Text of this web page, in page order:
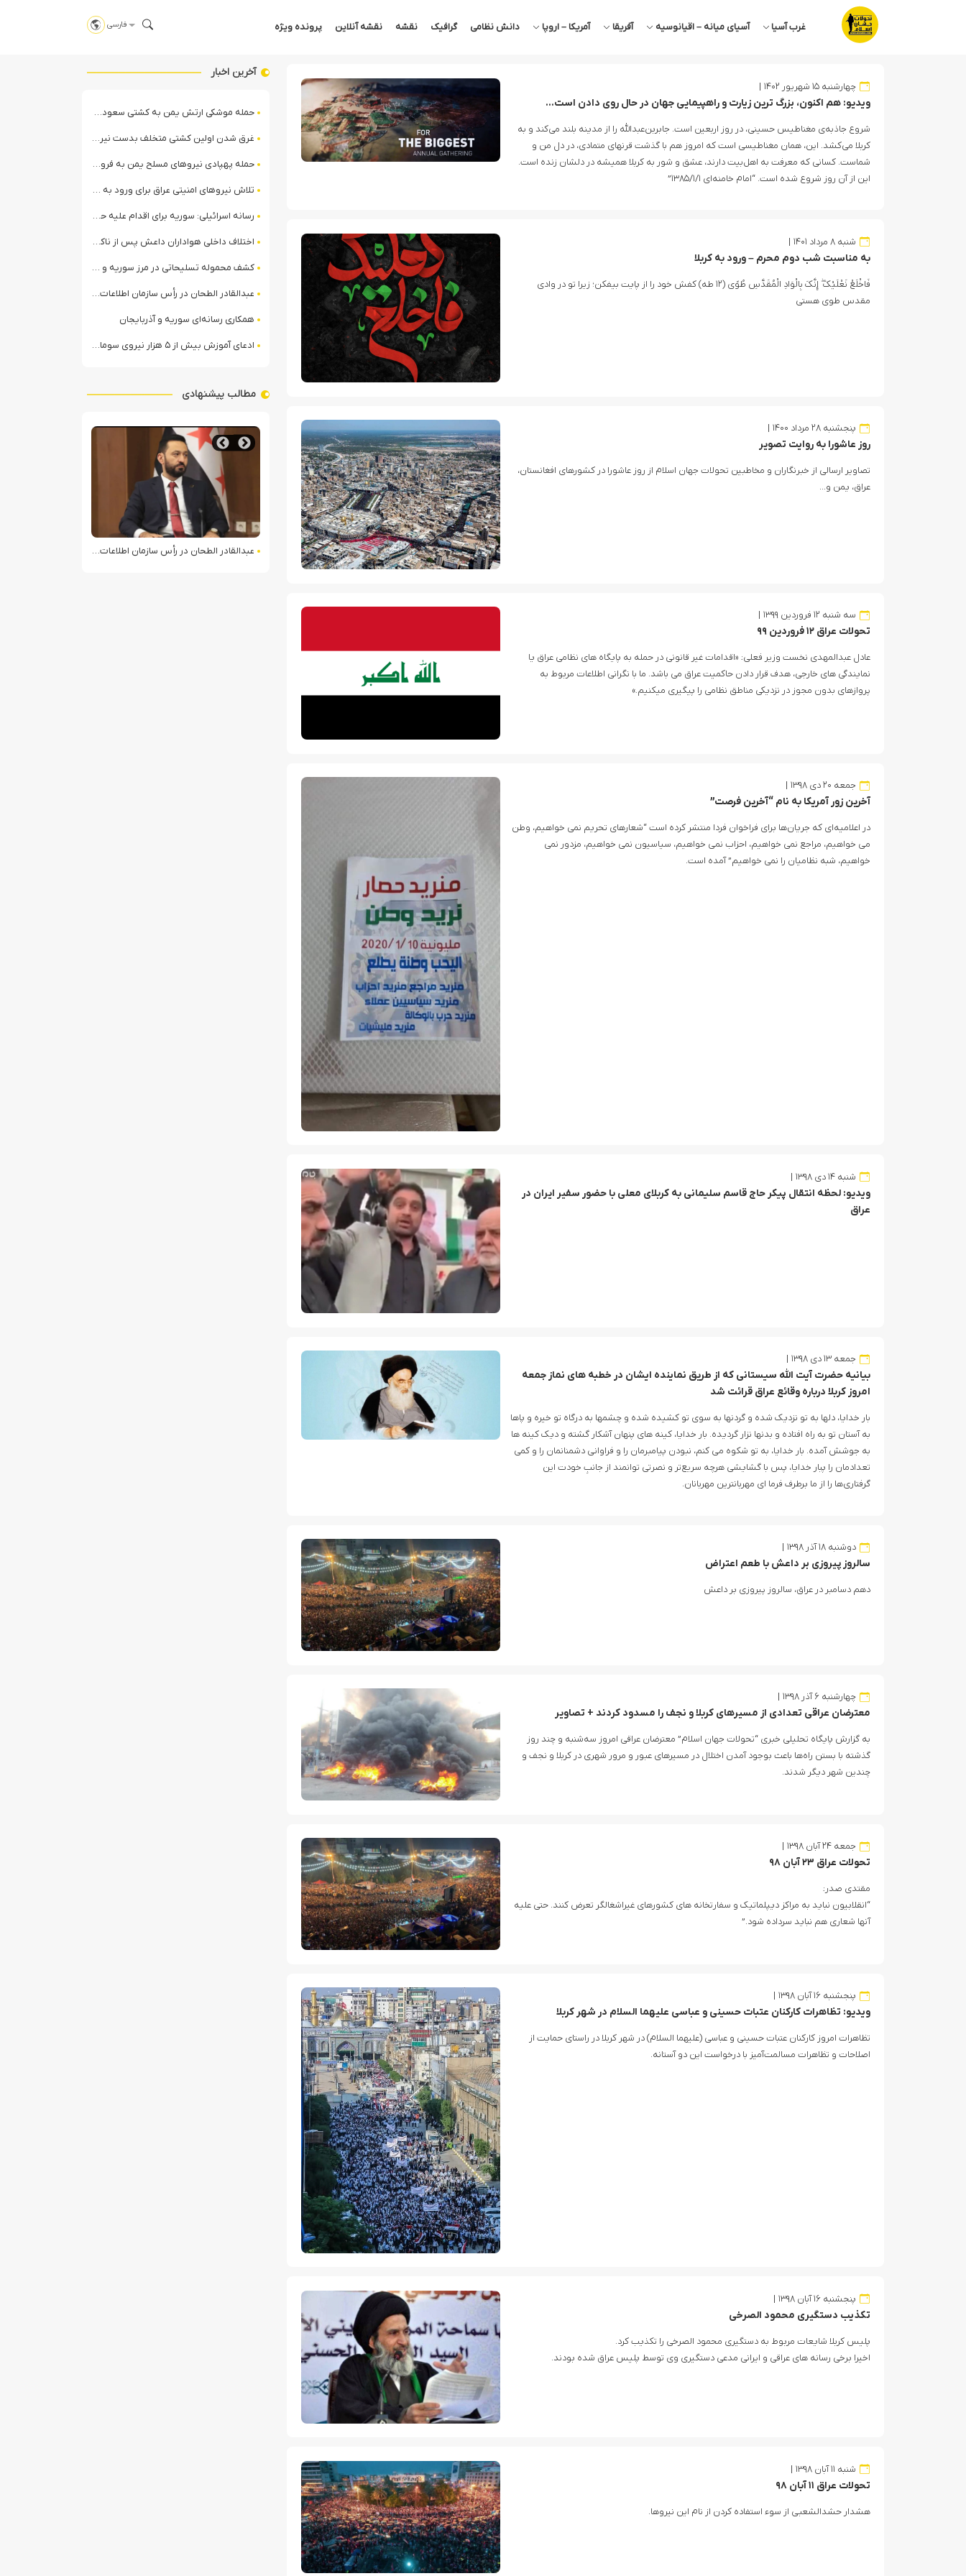
غرب آسیا آسیای میانه – اقیانوسیه آفریقا آمریکا – اروپا دانش نظامی گرافیک نقشه نقشه آنلاین پرونده ویژه فارسی
چهارشنبه ۱۵ شهریور ۱۴۰۲
ویدیو: هم اکنون، بزرگ ترین زیارت و راهپیمایی جهان در حال روی دادن است…
شروع جاذبه‌ی مغناطیس حسینی، در روز اربعین است. جابربن‌عبداللَّه را از مدینه بلند می‌کند و به
کربلا می‌کشد. این، همان مغناطیسی است که امروز هم با گذشت قرنهای متمادی، در دل من و
شماست. کسانی که معرفت به اهل‌بیت دارند، عشق و شور به کربلا همیشه در دلشان زنده است.
این از آن روز شروع شده است. “امام خامنه‌ای ۱۳۸۵/۱/۱”
شنبه ۸ مرداد ۱۴۰۱
به‌ مناسبت شب دوم محرم – ورود به کربلا
فَاخْلَعْ نَعْلَیْکَ ۖ إِنَّکَ بِالْوَادِ الْمُقَدَّسِ طُوًى (۱۲ طه) کفش خود را از پایت بیفکن؛ زیرا تو در وادی
مقدس طوی هستی
پنجشنبه ۲۸ مرداد ۱۴۰۰
روز عاشورا به روایت تصویر
تصاویر ارسالی از خبرنگاران و مخاطبین تحولات جهان اسلام از روز عاشورا در کشورهای افغانستان،
عراق، یمن و…
سه شنبه ۱۲ فروردین ۱۳۹۹
تحولات عراق ۱۲ فروردین ۹۹
عادل عبدالمهدی نخست وزیر فعلی: «اقدامات غیر قانونی در حمله به پایگاه های نظامی عراق یا
نمایندگی های خارجی، هدف قرار دادن حاکمیت عراق می باشد. ما با نگرانی اطلاعات مربوط به
پروازهای بدون مجوز در نزدیکی مناطق نظامی را پیگیری میکنیم.»
جمعه ۲۰ دی ۱۳۹۸
آخرین زور آمریکا به نام “آخرین فرصت”
در اعلامیه‌ای که جریان‌ها برای فراخوان فردا منتشر کرده است “شعارهای تحریم نمی خواهیم، وطن
مى خواهیم، مراجع نمی خواهیم، احزاب نمى خواهیم، سیاسیون نمی خواهیم، مزدور نمی
خواهیم، شبه نظامیان را نمی خواهیم” آمده است.
شنبه ۱۴ دی ۱۳۹۸
ویدیو: لحظه انتقال پیکر حاج قاسم سلیمانی به کربلای معلی با حضور سفیر ایران در
عراق
جمعه ۱۳ دی ۱۳۹۸
بیانیه حضرت آیت الله سیستانی که از طریق نماینده ایشان در خطبه های نماز جمعه
امروز کربلا درباره وقائع عراق قرائت شد
بار خدایا، دلها به تو نزدیک شده و گردنها به سوى تو کشیده شده و چشمها به درگاه تو خیره و پاها
به آستان تو به راه افتاده و بدنها نزار گردیده. بار خدایا، کینه هاى پنهان آشکار گشته و دیک کینه ها
به جوشش آمده. بار خدایا، به تو شکوه مى کنم، نبودن پیامبرمان را و فراوانى دشمنانمان را و کمی
تعدادمان را پبار خدایا، پس با گشایشی هرچه سریع‌تر و نصرتی توانمند از جانبِ خودت این
گرفتاری‌ها را از ما برطرف فرما ای مهربانترین مهربانان.
دوشنبه ۱۸ آذر ۱۳۹۸
سالروز پیروزی بر داعش با طعم اعتراض
دهم دسامبر در عراق، سالروز پیروزی بر داعش
چهارشنبه ۶ آذر ۱۳۹۸
معترضان عراقی تعدادی از مسیرهای کربلا و نجف را مسدود کردند + تصاویر
به گزارش پایگاه تحلیلی خبری “تحولات جهان اسلام” معترضان عراقی امروز سه‌شنبه و چند روز
گذشته با بستن راه‌ها باعث بوجود آمدن اختلال در مسیرهای عبور و مرور شهری در کربلا و نجف و
چندین شهر دیگر شدند.
جمعه ۲۴ آبان ۱۳۹۸
تحولات عراق ۲۳ آبان ۹۸
مقتدی صدر:
“انقلابیون نباید به مراکز دیپلماتیک و سفارتخانه های کشورهای غیراشغالگر تعرض کنند. حتی علیه
آنها شعاری هم نباید سرداده شود.”
پنجشنبه ۱۶ آبان ۱۳۹۸
ویدیو: تظاهرات کارکنان عتبات حسینی و عباسی علیهما السلام در شهر کربلا
تظاهرات امروز کارکنان عتبات حسینی و عباسی (علیهما السلام) در شهر کربلا در راستای حمایت از
اصلاحات و تظاهرات مسالمت‌آمیز با درخواست این دو آستانه.
پنجشنبه ۱۶ آبان ۱۳۹۸
تکذیب دستگیری محمود الصرخی
پلیس کربلا شایعات مربوط به دستگیری محمود الصرخی را تکذیب کرد.
اخیرا برخی رسانه های عراقی و ایرانی مدعی دستگیری وی توسط پلیس عراق شده بودند.
شنبه ۱۱ آبان ۱۳۹۸
تحولات عراق ۱۱ آبان ۹۸
هشدار حشدالشعبی از سوء استفاده کردن از نام این نیروها.
آخرین اخبار
حمله موشکی ارتش یمن به کشتی سعودی در شمال دریای سرخ
غرق شدن اولین کشتی متخلف بدست نیروی دریایی ارتش یمن
حمله پهپادی نیروهای مسلح یمن به فرودگاه نجران
تلاش نیروهای امنیتی عراق برای ورود به مقر مقاومت در حومه بغداد
رسانه اسرائیلی: سوریه برای اقدام علیه حزب‌الله در لبنان آماده می‌شود!
اختلاف داخلی هواداران داعش پس از ناکامی عملیات انغماسی داعش در رقه
کشف محموله تسلیحاتی در مرز سوریه و عراق توسط نیروهای الجولانی
عبدالقادر الطحان در رأس سازمان اطلاعات سوریه؛ گمانه‌زنی‌ها درباره اختلافات در ساختار امنیتی
همکاری رسانه‌ای سوریه و آذربایجان
ادعای آموزش بیش از ۵ هزار نیروی سومالیایی با نظارت عربستان
مطالب پیشنهادی
غرق شدن اولین کشتی متخلف بدست نیروی دریایی ارتش یمن تلاش نیروهای امنیتی عراق برای ورود به مقر مقاومت در حومه بغداد عبدالقادر الطحان در رأس سازمان اطلاعات سوریه؛ گمانه‌زنی‌ها درباره اختلافات در ساختار امنیتی